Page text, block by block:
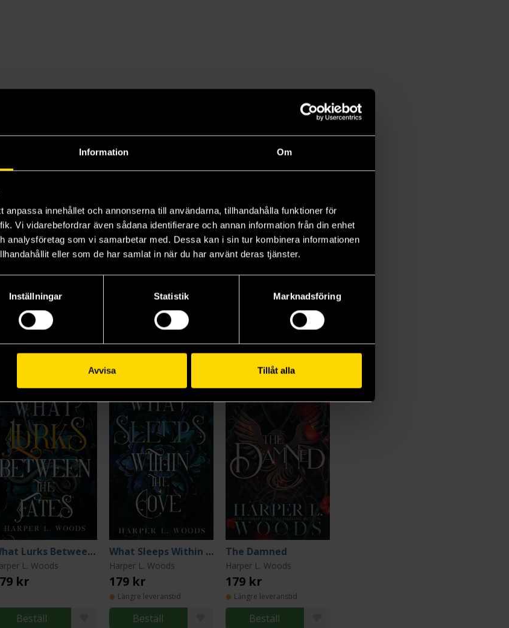
Information Om
anpassa innehållet och annonserna till användarna, tillhandahålla funktioner för
Vi vidarebefordrar även sådana identifierare och annan information från din enhet
analysföretag som vi samarbetar med. Dessa kan i sin tur kombinera informationen
eller som de har samlat in när du har använt deras tjänster.
Inställningar Statistik Marknadsföring
Avvisa Tillåt alla
What Lurks Between the Fates
L. Woods
kr
Beställ
What Sleeps Within the Cove
Harper L. Woods
179 kr
Längre leveranstid
Beställ
The Damned
Harper L. Woods
179 kr
Längre leveranstid
Beställ